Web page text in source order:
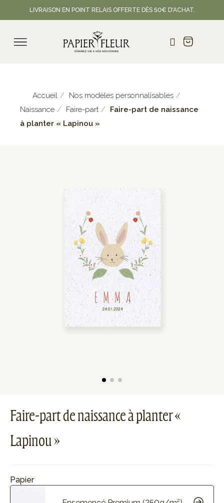
LIVRAISON EN POINT RELAIS OFFERTE DÈS 50€ D'ACHAT.
Accueil
Nos modèles personnalisables
Naissance
Faire-part
Faire-part de naissance
à planter « Lapinou »
Faire-part de naissance à planter «
Lapinou »
Papier